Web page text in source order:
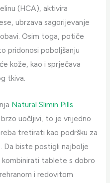
(HCA), aktivira
ubrzava sagorijevanje
Osim toga, potiče
pridonosi poboljšanju
kože, kao i sprječava
tkiva.
Natural Slimin Pills
uočljivi, to je vrijedno
tretirati kao podršku za
Da biste postigli najbolje
tablete s dobro
i redovitom